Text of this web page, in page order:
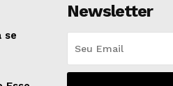
se
Newsletter